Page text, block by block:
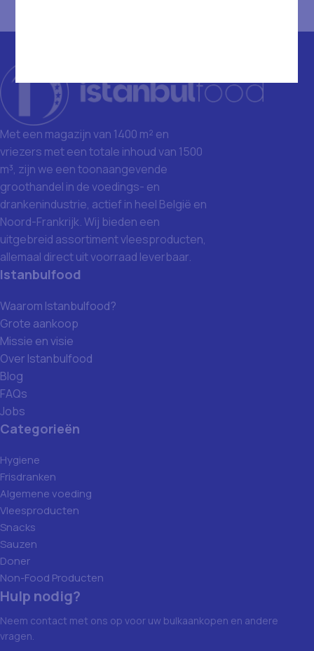
Met een magazijn van 1400 m² en
vriezers met een totale inhoud van 1500
m³, zijn we een toonaangevende
groothandel in de voedings- en
drankenindustrie, actief in heel België en
Noord-Frankrijk. Wij bieden een
uitgebreid assortiment vleesproducten,
allemaal direct uit voorraad leverbaar.
Istanbulfood
Waarom Istanbulfood?
Grote aankoop
Missie en visie
Over Istanbulfood
Blog
FAQs
Jobs
Categorieën
Hygiene
Frisdranken
Algemene voeding
Vleesproducten
Snacks
Sauzen
Doner
Non-Food Producten
Hulp nodig?
Neem contact met ons op voor uw bulkaankopen en andere
vragen.